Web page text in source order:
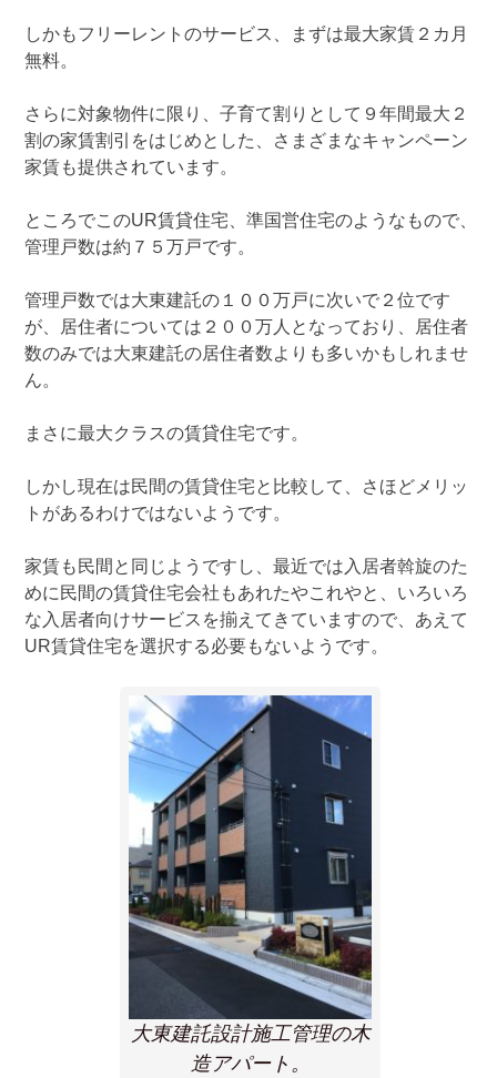
しかもフリーレントのサービス、まずは最大家賃２カ月
無料。
さらに対象物件に限り、子育て割りとして９年間最大２
割の家賃割引をはじめとした、さまざまなキャンペーン
家賃も提供されています。
ところでこのUR賃貸住宅、準国営住宅のようなもので、
管理戸数は約７５万戸です。
管理戸数では大東建託の１００万戸に次いで２位です
が、居住者については２００万人となっており、居住者
数のみでは大東建託の居住者数よりも多いかもしれませ
ん。
まさに最大クラスの賃貸住宅です。
しかし現在は民間の賃貸住宅と比較して、さほどメリッ
トがあるわけではないようです。
家賃も民間と同じようですし、最近では入居者斡旋のた
めに民間の賃貸住宅会社もあれたやこれやと、いろいろ
な入居者向けサービスを揃えてきていますので、あえて
UR賃貸住宅を選択する必要もないようです。
大東建託設計施工管理の木
造アパート。